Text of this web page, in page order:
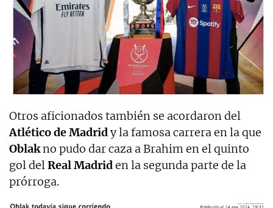
Otros aficionados también se acordaron del
Atlético de Madridy la famosa carrera en la que
Oblakno pudo dar caza a Brahim en el quinto
gol delReal Madriden la segunda parte de la
prórroga.